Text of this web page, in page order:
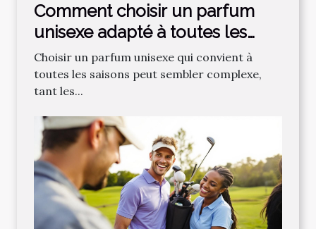
Comment choisir un parfum
unisexe adapté à toutes les
saisons ?
Choisir un parfum unisexe qui convient à
toutes les saisons peut sembler complexe,
tant les...